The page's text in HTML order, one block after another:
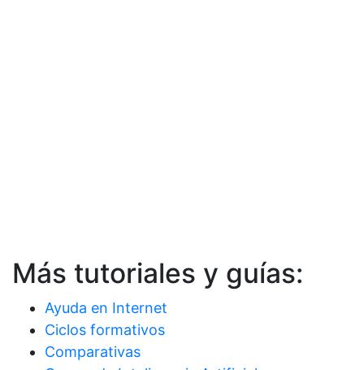
Más tutoriales y guías:
Ayuda en Internet
Ciclos formativos
Comparativas